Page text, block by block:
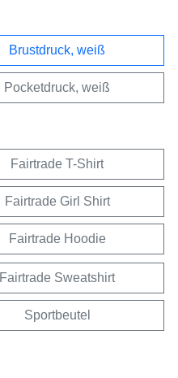
Brustdruck, weiß
Pocketdruck, weiß
Fairtrade T-Shirt
Fairtrade Girl Shirt
Fairtrade Hoodie
Fairtrade Sweatshirt
Sportbeutel